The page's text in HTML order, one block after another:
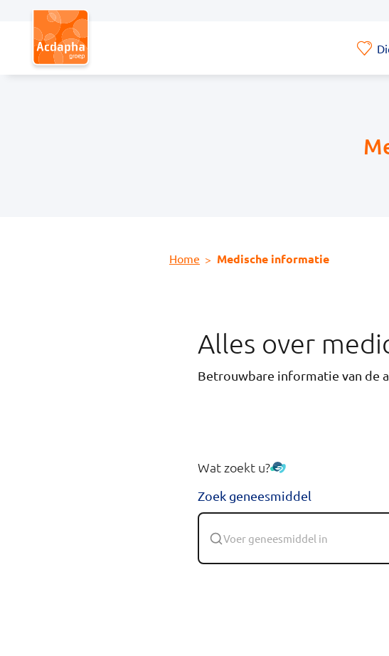
Home Medische informatie
Alles over
Betrouwbare informatie van de
Wat zoekt u?
Zoek geneesmiddel